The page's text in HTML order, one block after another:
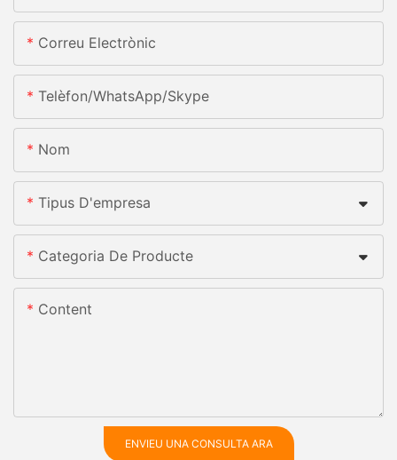
Correu Electrònic
Telèfon/WhatsApp/Skype
Nom
Tipus D'empresa
Categoria De Producte
Content
ENVIEU UNA CONSULTA ARA